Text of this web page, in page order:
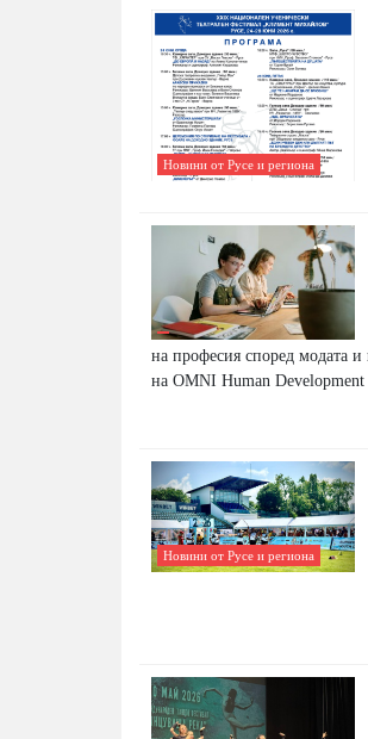
Новини от Русе и региона
на професия според модата и
на OMNI Human Development
Новини от Русе и региона